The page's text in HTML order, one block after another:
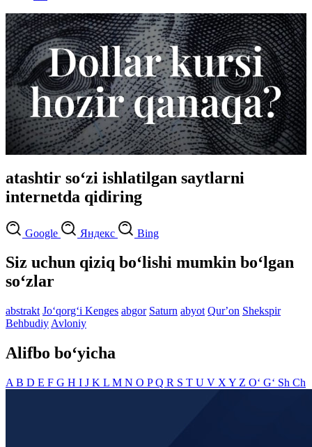
atashtir so‘zi ishlatilgan saytlarni
internetda qidiring
Google Яндекс Bing
Siz uchun qiziq bo‘lishi mumkin bo‘lgan
so‘zlar
abstrakt Jo‘qorg‘i Kenges abgor Saturn abyot Qurʼon Shekspir
Behbudiy Avloniy
Alifbo bo‘yicha
A B D E F G H I J K L M N O PQ R S T U V X Y Z O‘ G‘ Sh Ch